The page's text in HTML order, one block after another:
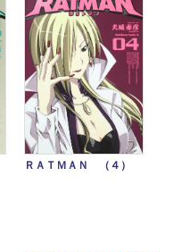
ＲＡＴＭＡＮ （４）